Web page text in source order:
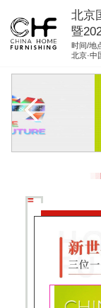
北京
暨
时间/地
北京·中
关于我们
展商服务
资料下载